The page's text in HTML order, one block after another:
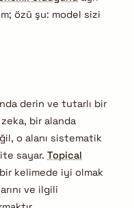
özü şu: model sizi
derin ve tutarlı bir
bir alanda
o alanı sistematik
sayar. Topical
kelimede iyi olmak
ve ilgili